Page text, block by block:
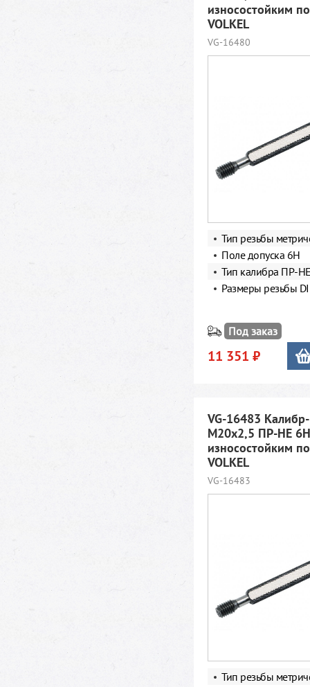
износостойким
VOLKEL
VG-16480
Тип резьбы
Поле допуска 6Н
Тип калибра ПР-
Размеры резьбы
Под заказ
11 351 ₽
VG-16483
М20х2,5 ПР-НЕ
износостойким
VOLKEL
VG-16483
Тип резьбы